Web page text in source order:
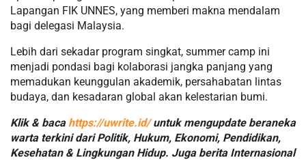
Lapangan FIK UNNES, yang memberi makna mendalam
bagi delegasi Malaysia.
Lebih dari sekadar program singkat, summer camp ini
menjadi pondasi bagi kolaborasi jangka panjang yang
memadukan keunggulan akademik, persahabatan lintas
budaya, dan kesadaran global akan kelestarian bumi.
Klik & baca https://uwrite.id/untuk mengupdate beraneka
warta terkini dari Politik, Hukum, Ekonomi, Pendidikan,
Kesehatan & Lingkungan Hidup. Juga berita Internasional